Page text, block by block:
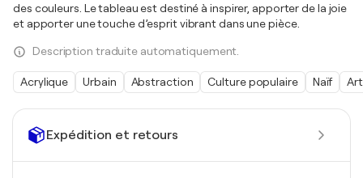
Expédition et retours
des couleurs. Le tableau est destiné à inspirer, apporter de la joie
et apporter une touche d’esprit vibrant dans une pièce.
Description traduite automatiquement.
Acrylique Urbain Abstraction Culture populaire Naïf